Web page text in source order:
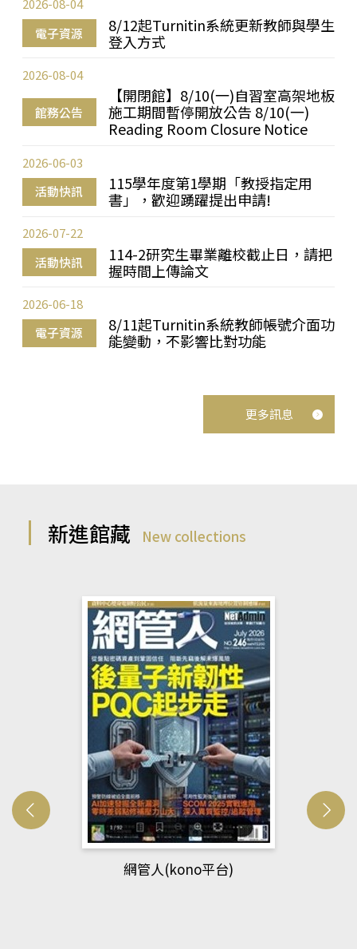
電子資源
8/12起Turnitin系統更新教師與學生
登入方式
2026-08-04
館務公告
【開閉館】8/10(一)自習室高架地板
施工期間暫停開放公告 8/10(一)
Reading Room Closure Notice
2026-08-04
活動快訊
115學年度第1學期「教授指定用
書」，歡迎踴躍提出申請!
2026-06-03
活動快訊
114-2研究生畢業離校截止日，請把
握時間上傳論文
2026-07-22
電子資源
8/11起Turnitin系統教師帳號介面功
能變動，不影響比對功能
2026-06-18
更多訊息
新進館藏 New collections
網管人(kono平台)